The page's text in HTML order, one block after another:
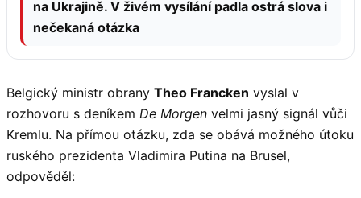
na Ukrajině. V živém vysílání padla ostrá slova i
nečekaná otázka
Belgický ministr obrany Theo Francken vyslal v
rozhovoru s deníkem De Morgen velmi jasný signál vůči
Kremlu. Na přímou otázku, zda se obává možného útoku
ruského prezidenta Vladimira Putina na Brusel,
odpověděl: